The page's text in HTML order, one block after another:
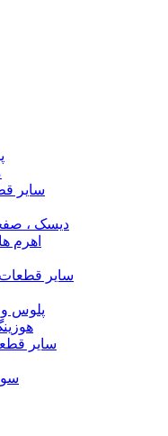
سایر
دیسک ،
اهرم
سایر
پلوس
سایر